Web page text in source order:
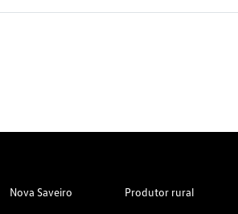
Nova Saveiro Produtor rural